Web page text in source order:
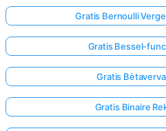
Gratis Bernoulli
Gratis Bessel-
Gratis
Gratis Binaire